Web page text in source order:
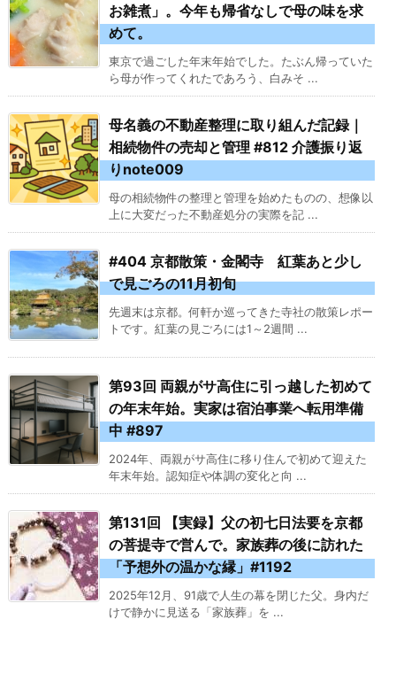
お雑煮」。今年も帰省なしで母の味を求
めて。
東京で過ごした年末年始でした。たぶん帰っていた
ら母が作ってくれたであろう、白みそ ...
母名義の不動産整理に取り組んだ記録｜
相続物件の売却と管理 #812 介護振り返
りnote009
母の相続物件の整理と管理を始めたものの、想像以
上に大変だった不動産処分の実際を記 ...
#404 京都散策・金閣寺 紅葉あと少し
で見ごろの11月初旬
先週末は京都。何軒か巡ってきた寺社の散策レポー
トです。紅葉の見ごろには1～2週間 ...
第93回 両親がサ高住に引っ越した初めて
の年末年始。実家は宿泊事業へ転用準備
中 #897
2024年、両親がサ高住に移り住んで初めて迎えた
年末年始。認知症や体調の変化と向 ...
第131回 【実録】父の初七日法要を京都
の菩提寺で営んで。家族葬の後に訪れた
「予想外の温かな縁」#1192
2025年12月、91歳で人生の幕を閉じた父。身内だ
けで静かに見送る「家族葬」を ...